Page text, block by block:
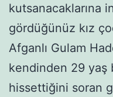
kutsanacaklarına
gördüğünüz kız
Afganlı Gulam
kendinden 29 yaş
hissettiğini soran